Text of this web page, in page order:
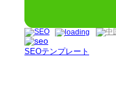
SEOテンプレート